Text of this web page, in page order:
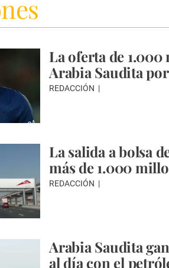
La oferta de
Arabia Saudita
REDACCIÓN
La salida a bolsa
más de 1.000
REDACCIÓN
Arabia Saudita
al día con el